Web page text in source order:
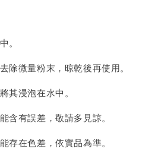
。
除微量粉末，晾乾後再使用。
其浸泡在水中。
含有誤差，敬請多見諒。
存在色差，依實品為準。